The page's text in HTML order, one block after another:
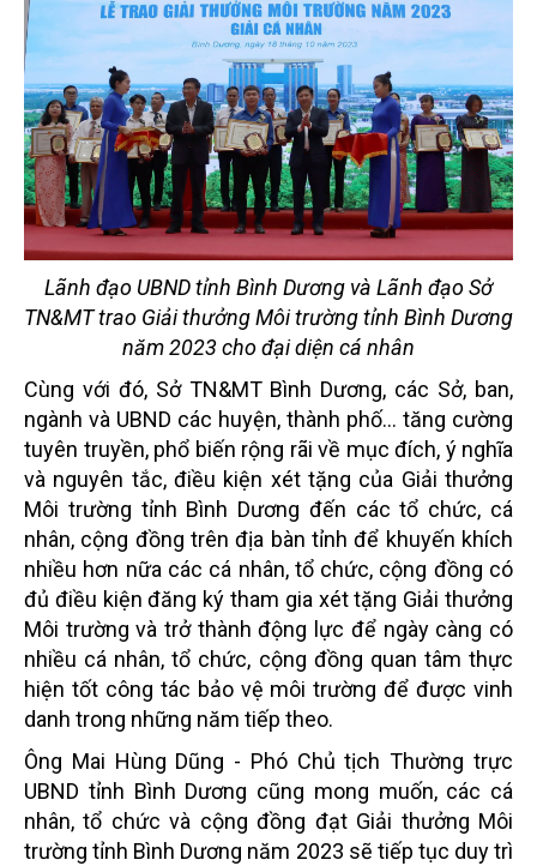
Lãnh đạo UBND tỉnh Bình Dương và Lãnh đạo Sở
TN&MT trao Giải thưởng Môi trường tỉnh Bình Dương
năm 2023 cho đại diện cá nhân
Cùng với đó, Sở TN&MT Bình Dương, các Sở, ban,
ngành và UBND các huyện, thành phố... tăng cường
tuyên truyền, phổ biến rộng rãi về mục đích, ý nghĩa
và nguyên tắc, điều kiện xét tặng của Giải thưởng
Môi trường tỉnh Bình Dương đến các tổ chức, cá
nhân, cộng đồng trên địa bàn tỉnh để khuyến khích
nhiều hơn nữa các cá nhân, tổ chức, cộng đồng có
đủ điều kiện đăng ký tham gia xét tặng Giải thưởng
Môi trường và trở thành động lực để ngày càng có
nhiều cá nhân, tổ chức, cộng đồng quan tâm thực
hiện tốt công tác bảo vệ môi trường để được vinh
danh trong những năm tiếp theo.
Ông Mai Hùng Dũng - Phó Chủ tịch Thường trực
UBND tỉnh Bình Dương cũng mong muốn, các cá
nhân, tổ chức và cộng đồng đạt Giải thưởng Môi
trường tỉnh Bình Dương năm 2023 sẽ tiếp tục duy trì